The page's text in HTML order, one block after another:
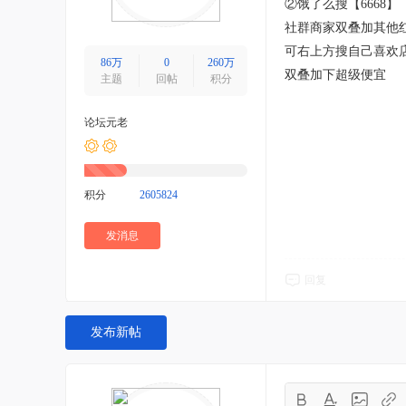
86万
主题
0
回帖
260万
积分
论坛元老
积分 2605824
发消息
②饿了么搜【6668】
社群商家双叠加其他
可右上方搜自己喜欢
双叠加下超级便宜
发布新帖